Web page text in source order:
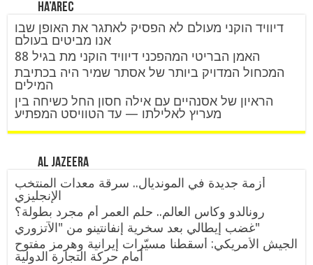
Ha’arec
דיוויד הוקני מעולם לא הפסיק לאתגר את האופן שבו
אנו מביטים בעולם
האמן הבריטי המהפכני דיוויד הוקני מת בגיל 88
המכחול המדויק ביותר של אסתר שמיר היה בכתיבת
המילים
הראיון של אסנהיים עם אילה חסון החל כשיחה בין
מעריץ לאלילתו — עד הטוויסט המפתיע
Al Jazeera
أزمة جديدة في المونديال.. سرقة معدات المنتخب
الإنجليزي
رونالدو وكأس العالم.. حلم العمر أم مجرد بطولة؟
غضب إيطالي بعد سخرية إنفانتينو من "الآتزوري"
الجيش الأمريكي: أسقطنا مسيّرات إيرانية وهرمز مفتوح
أمام حركة التجارة الدولية